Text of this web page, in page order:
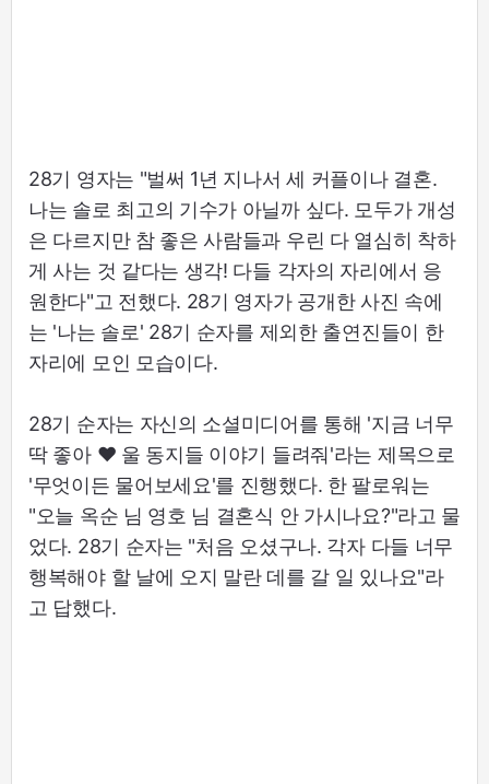
28기 영자는 "벌써 1년 지나서 세 커플이나 결혼.
나는 솔로 최고의 기수가 아닐까 싶다. 모두가 개성
은 다르지만 참 좋은 사람들과 우린 다 열심히 착하
게 사는 것 같다는 생각! 다들 각자의 자리에서 응
원한다"고 전했다. 28기 영자가 공개한 사진 속에
는 '나는 솔로' 28기 순자를 제외한 출연진들이 한
자리에 모인 모습이다.
28기 순자는 자신의 소셜미디어를 통해 '지금 너무
딱 좋아 ♥ 울 동지들 이야기 들려줘'라는 제목으로
'무엇이든 물어보세요'를 진행했다. 한 팔로워는
"오늘 옥순 님 영호 님 결혼식 안 가시나요?"라고 물
었다. 28기 순자는 "처음 오셨구나. 각자 다들 너무
행복해야 할 날에 오지 말란 데를 갈 일 있나요"라
고 답했다.